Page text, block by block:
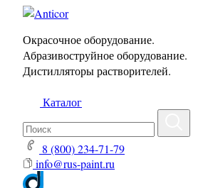
Окрасочное оборудование.
Абразивоструйное оборудование.
Дистилляторы растворителей.
Каталог
8 (800) 234-71-79
info@rus-paint.ru